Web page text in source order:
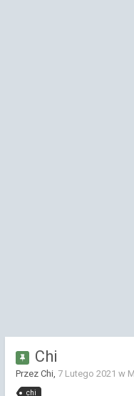
Chi
Przez Chi, 7 Lutego 2021 w
chi